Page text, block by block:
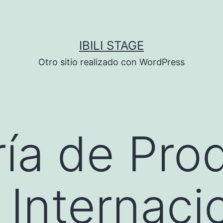
IBILI STAGE
Otro sitio realizado con WordPress
de